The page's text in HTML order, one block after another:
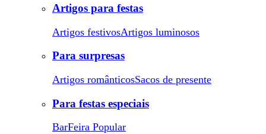
Artigos para festas
Artigos festivosArtigos luminosos
Para surpresas
Artigos românticosSacos de presente
Para festas especiais
BarFeira Popular